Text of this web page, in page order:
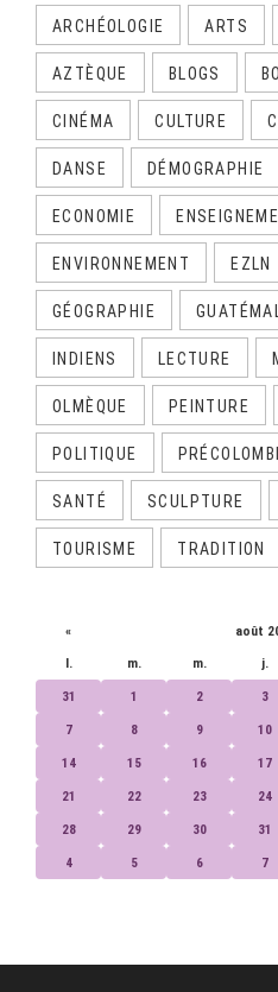
ARCHÉOLOGIE ARTS
AZTÈQUE BLOGS
CINÉMA CULTURE
DANSE DÉMOGRAPHIE
ECONOMIE
ENVIRONNEMENT EZLN
GÉOGRAPHIE
INDIENS LECTURE
OLMÈQUE PEINTURE
POLITIQUE
SANTÉ SCULPTURE
TOURISME TRADITION
« août
l. m. m. j.
31 1 2 3
7 8 9 10
14 15 16 17
21 22 23 24
28 29 30 31
4 5 6 7